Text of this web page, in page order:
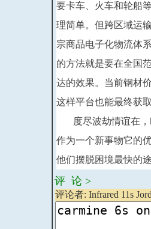
要卡车、火车和轮船
理简单。但跨区域运
宗商品电子化物流体
的方法就是要在全国
达的效果。当前钢材
这样平台也能最终获
度尽波劫情谊在，
作为一个新事物它的
他们摆脱困境最快的
评 论 >
评论者: Infrared 11s